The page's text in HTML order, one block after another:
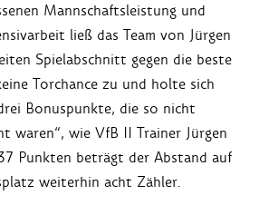
Mannschaftsleistung und
ließ das Team von Jürgen
Spielabschnitt gegen die beste
Torchance zu und holte sich
Bonuspunkte, die so nicht
waren“, wie VfB II Trainer Jürgen
Punkten beträgt der Abstand auf
weiterhin acht Zähler.